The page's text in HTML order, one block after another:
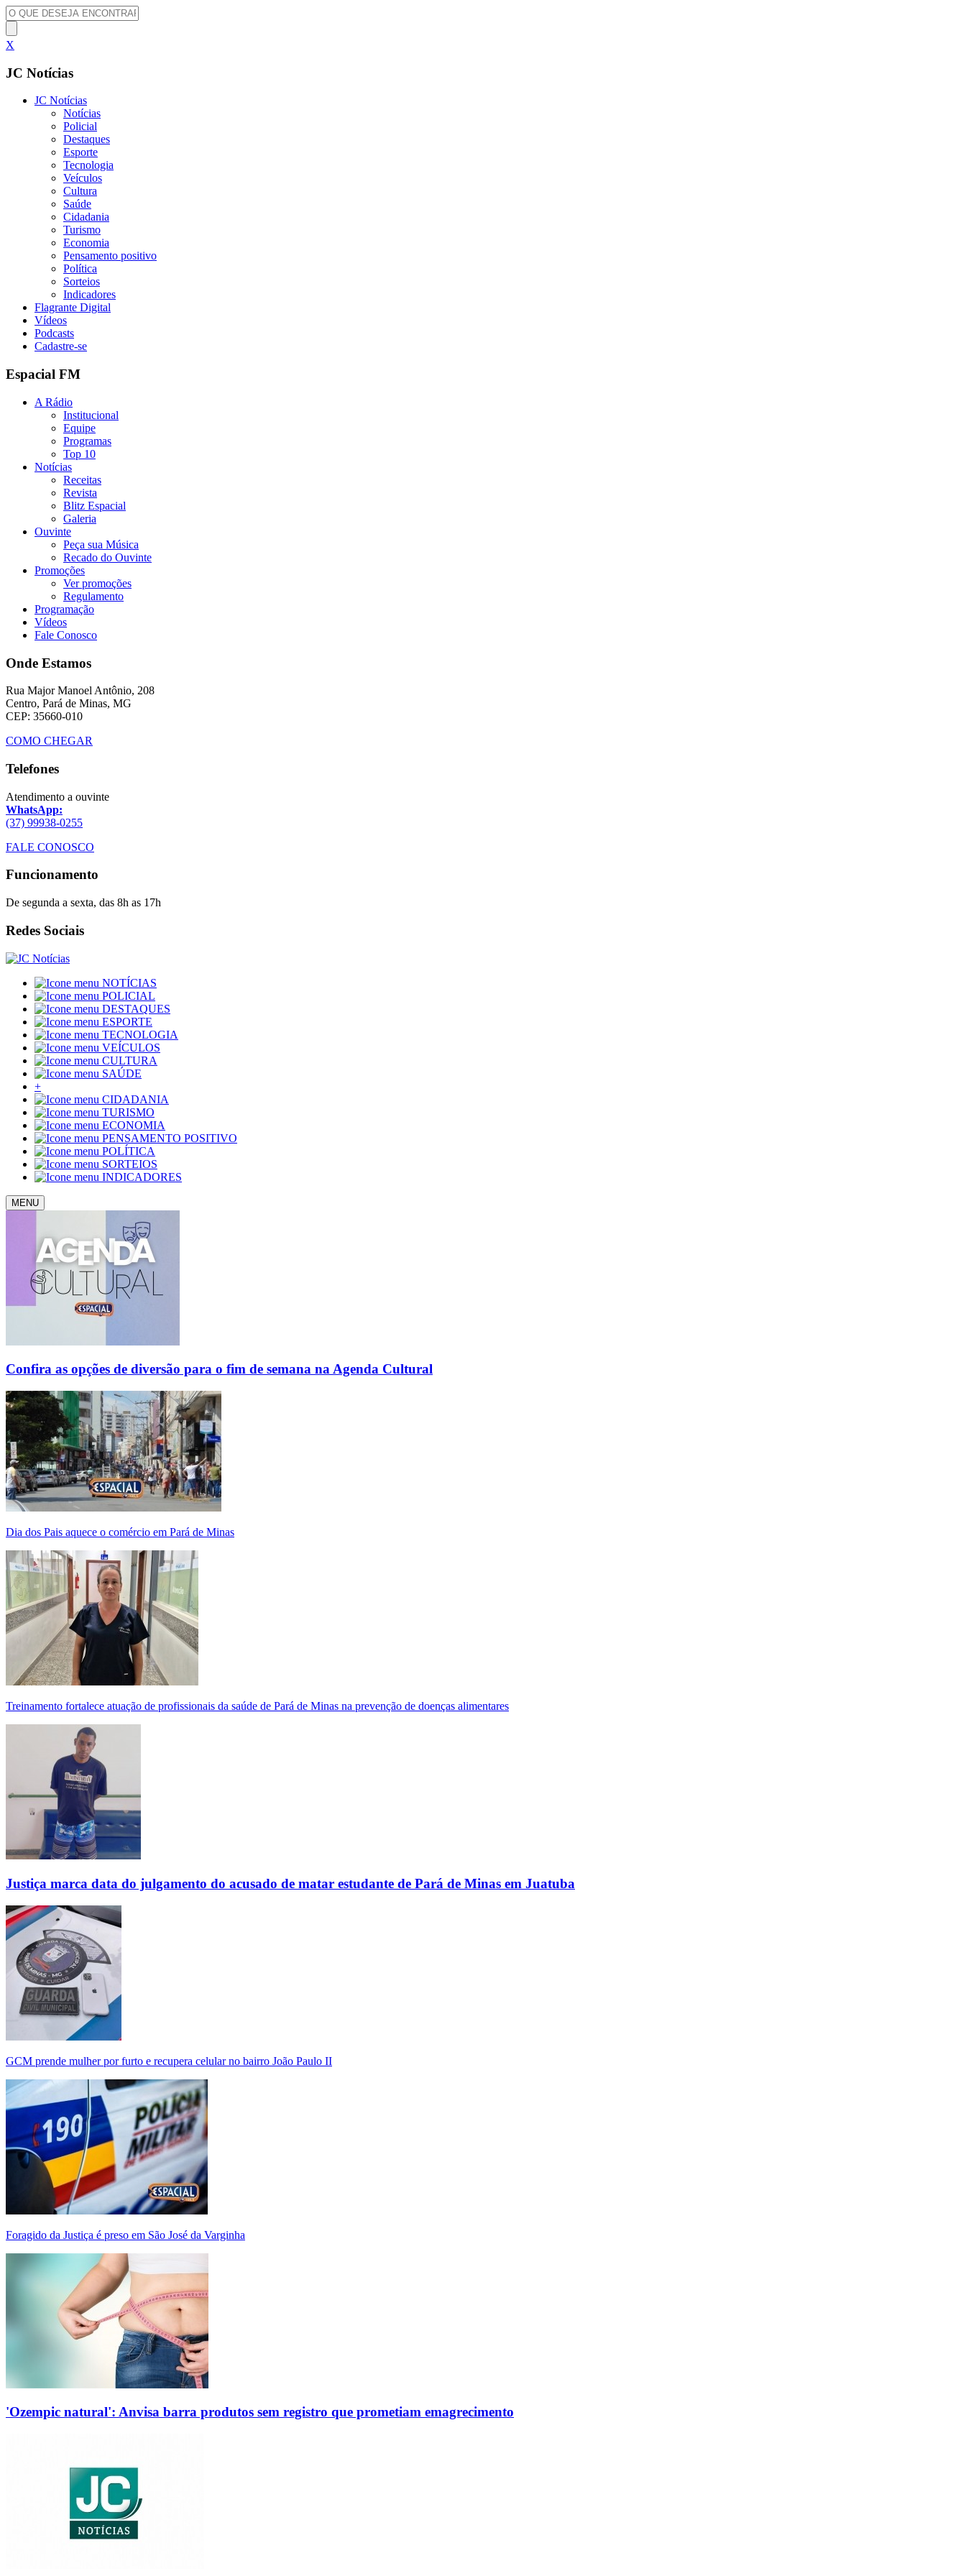
X
JC Notícias
JC Notícias
Notícias
Policial
Destaques
Esporte
Tecnologia
Veículos
Cultura
Saúde
Cidadania
Turismo
Economia
Pensamento positivo
Política
Sorteios
Indicadores
Flagrante Digital
Vídeos
Podcasts
Cadastre-se
Espacial FM
A Rádio
Institucional
Equipe
Programas
Top 10
Notícias
Receitas
Revista
Blitz Espacial
Galeria
Ouvinte
Peça sua Música
Recado do Ouvinte
Promoções
Ver promoções
Regulamento
Programação
Vídeos
Fale Conosco
Onde Estamos
Rua Major Manoel Antônio, 208
Centro, Pará de Minas, MG
CEP: 35660-010
COMO CHEGAR
Telefones
Atendimento a ouvinte
WhatsApp:
(37) 99938-0255
FALE CONOSCO
Funcionamento
De segunda a sexta, das 8h as 17h
Redes Sociais
NOTÍCIAS
POLICIAL
DESTAQUES
ESPORTE
TECNOLOGIA
VEÍCULOS
CULTURA
SAÚDE
+
CIDADANIA
TURISMO
ECONOMIA
PENSAMENTO POSITIVO
POLÍTICA
SORTEIOS
INDICADORES
MENU
Confira as opções de diversão para o fim de semana na Agenda Cultural
Dia dos Pais aquece o comércio em Pará de Minas
Treinamento fortalece atuação de profissionais da saúde de Pará de Minas na prevenção de doenças alimentares
Justiça marca data do julgamento do acusado de matar estudante de Pará de Minas em Juatuba
GCM prende mulher por furto e recupera celular no bairro João Paulo II
Foragido da Justiça é preso em São José da Varginha
'Ozempic natural': Anvisa barra produtos sem registro que prometiam emagrecimento